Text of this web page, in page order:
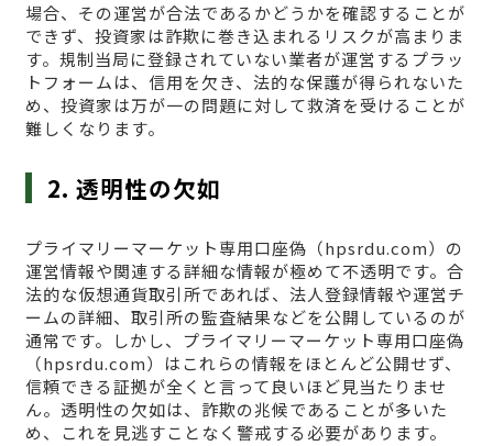
場合、その運営が合法であるかどうかを確認することが
できず、投資家は詐欺に巻き込まれるリスクが高まりま
す。規制当局に登録されていない業者が運営するプラッ
トフォームは、信用を欠き、法的な保護が得られないた
め、投資家は万が一の問題に対して救済を受けることが
難しくなります。
2. 透明性の欠如
プライマリーマーケット専用口座偽（hpsrdu.com）の
運営情報や関連する詳細な情報が極めて不透明です。合
法的な仮想通貨取引所であれば、法人登録情報や運営チ
ームの詳細、取引所の監査結果などを公開しているのが
通常です。しかし、プライマリーマーケット専用口座偽
（hpsrdu.com）はこれらの情報をほとんど公開せず、
信頼できる証拠が全くと言って良いほど見当たりませ
ん。透明性の欠如は、詐欺の兆候であることが多いた
め、これを見逃すことなく警戒する必要があります。